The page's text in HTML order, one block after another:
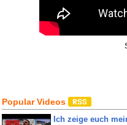
Popular Videos
Ich zeige euch